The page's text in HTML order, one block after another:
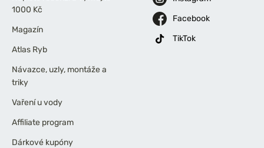
1000 Kč
Magazín
Atlas Ryb
Návazce, uzly, montáže a
triky
Vaření u vody
Affiliate program
Dárkové kupóny
Facebook
TikTok